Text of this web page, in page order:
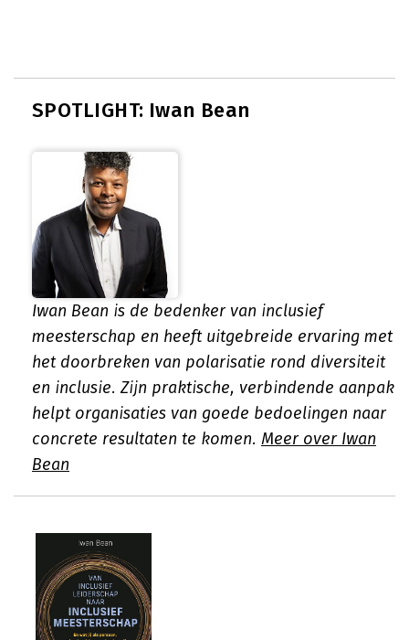
SPOTLIGHT: Iwan Bean
Iwan Bean is de bedenker van inclusief
meesterschap en heeft uitgebreide ervaring met
het doorbreken van polarisatie rond diversiteit
en inclusie. Zijn praktische, verbindende aanpak
helpt organisaties van goede bedoelingen naar
concrete resultaten te komen. Meer over Iwan
Bean